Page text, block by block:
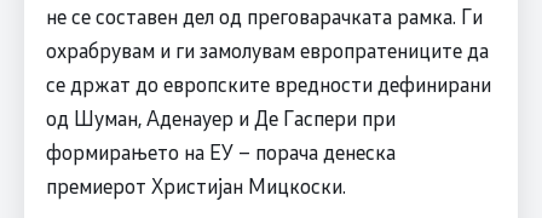
не се составен дел од преговарачката рамка. Ги
охрабрувам и ги замолувам европратениците да
се држат до европските вредности дефинирани
од Шуман, Аденауер и Де Гаспери при
формирањето на ЕУ – порача денеска
премиерот Христијан Мицкоски.